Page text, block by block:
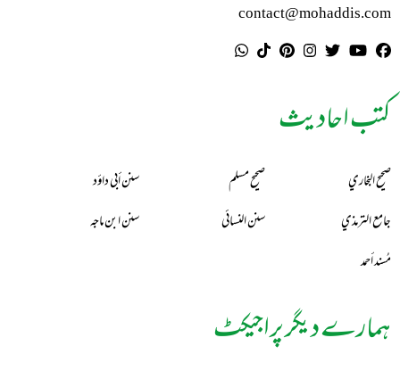
contact@mohaddis.com
کتب احادیث
صحيح البخاري صحيح مسلم
سنن أبي داؤد
جامع الترمذي
سنن النسائي
سنن ابن ماجه
مُسند أحمد
ہمارے دیگر پراجیکٹ